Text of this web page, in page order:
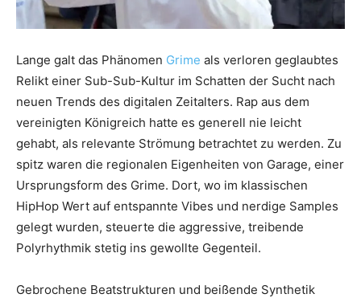
Lange galt das Phänomen Grime als verloren geglaubtes
Relikt einer Sub-Sub-Kultur im Schatten der Sucht nach
neuen Trends des digitalen Zeitalters. Rap aus dem
vereinigten Königreich hatte es generell nie leicht
gehabt, als relevante Strömung betrachtet zu werden. Zu
spitz waren die regionalen Eigenheiten von Garage, einer
Ursprungsform des Grime. Dort, wo im klassischen
HipHop Wert auf entspannte Vibes und nerdige Samples
gelegt wurden, steuerte die aggressive, treibende
Polyrhythmik stetig ins gewollte Gegenteil.
Gebrochene Beatstrukturen und beißende Synthetik